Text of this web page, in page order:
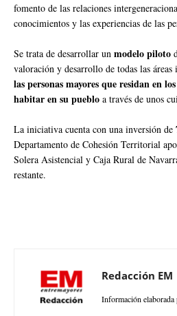
fomento de las relaciones
conocimientos y las experiencias de las
Se trata de desarrollar un modelo piloto
valoración y desarrollo de todas las áreas
las personas mayores que residan en
habitar en su pueblo a través de unos
La iniciativa cuenta con una inversión de
Departamento de Cohesión Territorial
Solera Asistencial y Caja Rural de
restante.
Redacción EM
Información elaborada